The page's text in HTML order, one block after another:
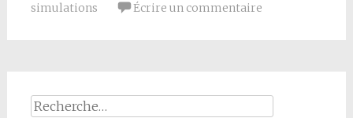
simulations
Écrire un commentaire
Rechercher :